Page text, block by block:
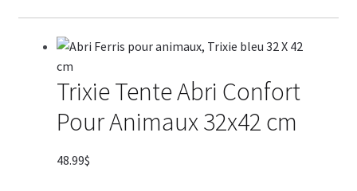
TAPIS
COUVERTURE
MAISON
Blog lits
Trixie Tente Abri Confort
Pour Animaux 32x42 cm
48.99$